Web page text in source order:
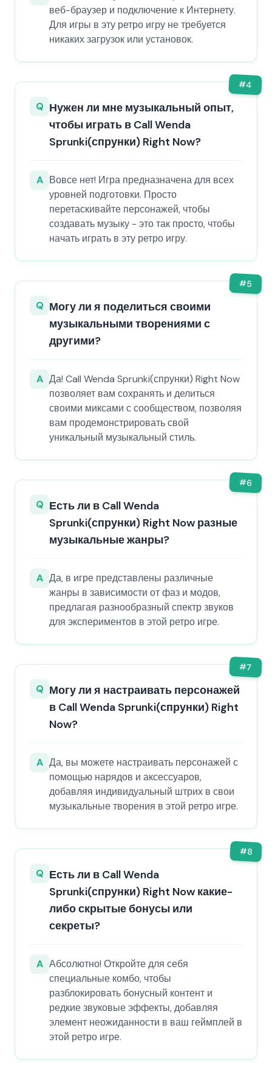
веб-браузер и подключение к Интернету.
Для игры в эту ретро игру не требуется
никаких загрузок или установок.
#4
Q Нужен ли мне музыкальный опыт,
чтобы играть в Call Wenda
Sprunki(спрунки) Right Now?
A Вовсе нет! Игра предназначена для всех
уровней подготовки. Просто
перетаскивайте персонажей, чтобы
создавать музыку - это так просто, чтобы
начать играть в эту ретро игру.
#5
Q Могу ли я поделиться своими
музыкальными творениями с
другими?
A Да! Call Wenda Sprunki(спрунки) Right Now
позволяет вам сохранять и делиться
своими миксами с сообществом, позволяя
вам продемонстрировать свой
уникальный музыкальный стиль.
#6
Q Есть ли в Call Wenda
Sprunki(спрунки) Right Now разные
музыкальные жанры?
A Да, в игре представлены различные
жанры в зависимости от фаз и модов,
предлагая разнообразный спектр звуков
для экспериментов в этой ретро игре.
#7
Q Могу ли я настраивать персонажей
в Call Wenda Sprunki(спрунки) Right
Now?
A Да, вы можете настраивать персонажей с
помощью нарядов и аксессуаров,
добавляя индивидуальный штрих в свои
музыкальные творения в этой ретро игре.
#8
Q Есть ли в Call Wenda
Sprunki(спрунки) Right Now какие-
либо скрытые бонусы или
секреты?
A Абсолютно! Откройте для себя
специальные комбо, чтобы
разблокировать бонусный контент и
редкие звуковые эффекты, добавляя
элемент неожиданности в ваш геймплей в
этой ретро игре.